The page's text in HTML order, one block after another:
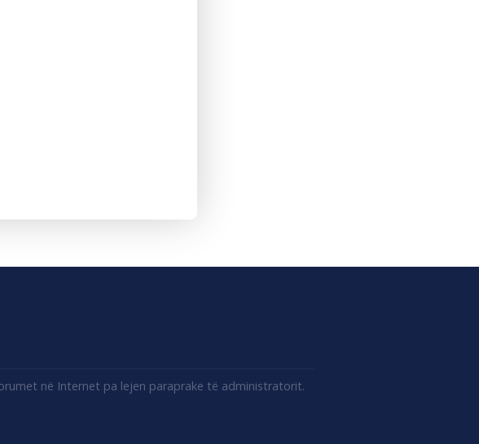
në Internet pa lejen paraprake të administratorit.